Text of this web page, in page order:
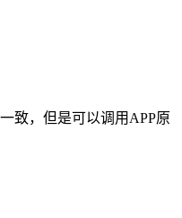
致，但是可以调用APP原